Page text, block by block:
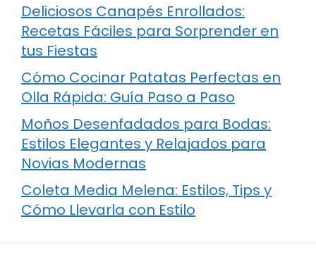
Deliciosos Canapés Enrollados:
Recetas Fáciles para Sorprender en
tus Fiestas
Cómo Cocinar Patatas Perfectas en
Olla Rápida: Guía Paso a Paso
Moños Desenfadados para Bodas:
Estilos Elegantes y Relajados para
Novias Modernas
Coleta Media Melena: Estilos, Tips y
Cómo Llevarla con Estilo